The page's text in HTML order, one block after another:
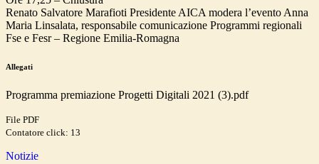
Renato Salvatore Marafioti Presidente AICA modera l’evento Anna
Maria Linsalata, responsabile comunicazione Programmi regionali
Fse e Fesr – Regione Emilia-Romagna
Allegati
Programma premiazione Progetti Digitali 2021 (3).pdf
File PDF
Contatore click: 13
Notizie